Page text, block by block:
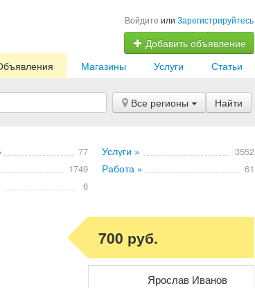
Войдите или Зарегистрируйтесь
Добавить объявление
Статьи
Услуги
Магазины
Все регионы Найти
77 Услуги » 3552
1749 Работа » 61
6
700 руб.
Ярослав Иванов